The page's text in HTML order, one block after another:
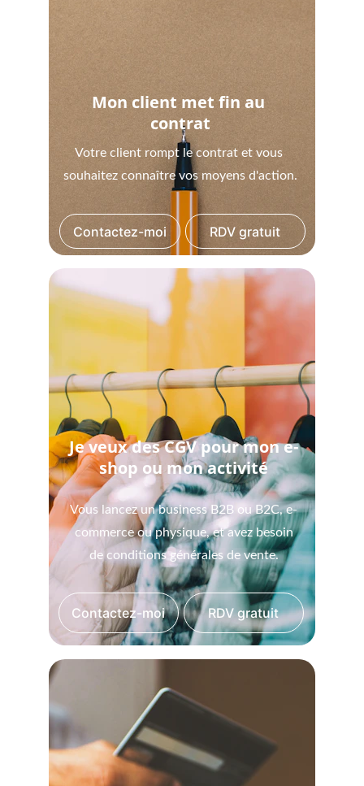
Mon client met fin au
contrat
Votre client rompt le contrat et vous
souhaitez connaître vos moyens d'action.
Je veux des CGV pour mon e-
shop ou mon activité
Vous lancez un business B2B ou B2C, e-
commerce ou physique, et avez besoin
de conditions générales de vente.
Contactez-moi
Contactez-moi
RDV gratuit
RDV gratuit